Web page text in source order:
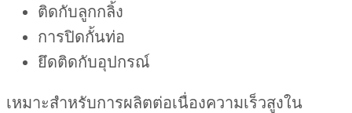
ติดกับลูกกลิ้ง
การปิดกั้นท่อ
ยึดติดกับอุปกรณ์
เหมาะสำหรับการผลิตต่อเนื่องความเร็วสูงใน